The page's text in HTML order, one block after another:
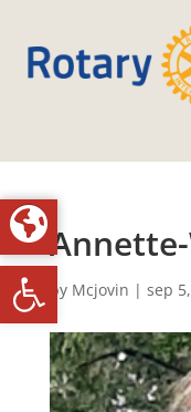
Toolbar
by Mcjovin | sep